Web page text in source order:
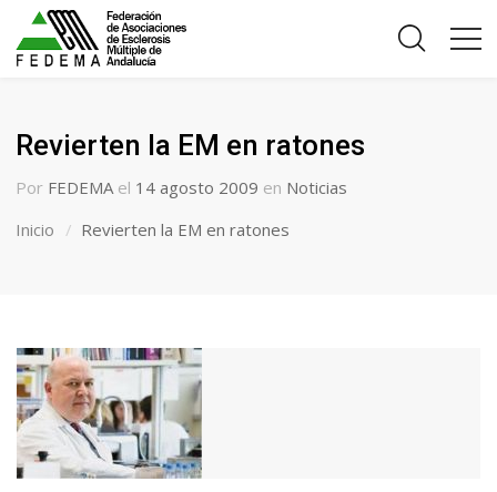
Revierten la EM en ratones
Por FEDEMA el 14 agosto 2009 en Noticias
Inicio
Revierten la EM en ratones